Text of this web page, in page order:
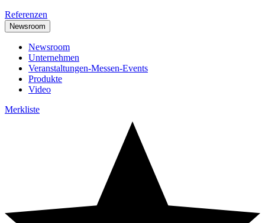
Referenzen
Newsroom
Newsroom
Unternehmen
Veranstaltungen-Messen-Events
Produkte
Video
Merkliste